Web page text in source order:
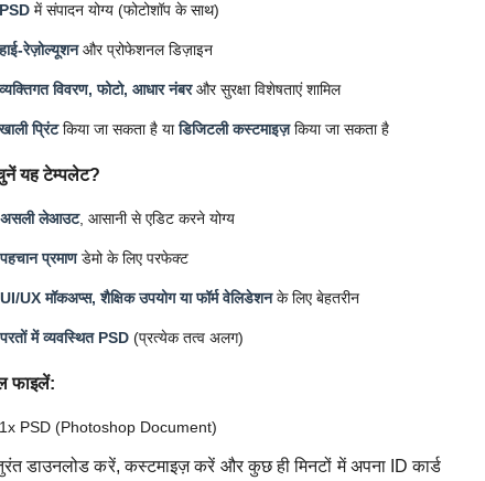
PSD में संपादन योग्य (फोटोशॉप के साथ)
हाई-रेज़ोल्यूशनऔर प्रोफेशनल डिज़ाइन
व्यक्तिगत विवरण, फोटो, आधार नंबरऔर सुरक्षा विशेषताएं शामिल
खाली प्रिंटकिया जा सकता है याडिजिटली कस्टमाइज़किया जा सकता है
यह टेम्पलेट?
असली लेआउट, आसानी से एडिट करने योग्य
पहचान प्रमाणडेमो के लिए परफेक्ट
UI/UX मॉकअप्स, शैक्षिक उपयोग या फॉर्म वेलिडेशनके लिए बेहतरीन
परतों में व्यवस्थित PSD (प्रत्येक तत्व अलग)
फाइलें:
1x PSD (Photoshop Document)
डाउनलोड करें, कस्टमाइज़ करें और कुछ ही मिनटों में अपना ID कार्ड